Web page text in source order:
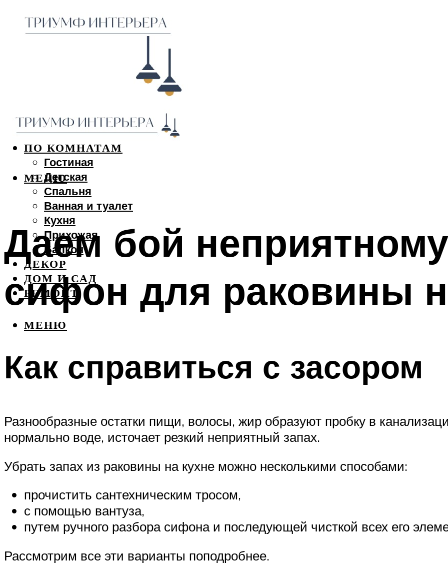
ДИЗАЙН ИНТЕРЬЕРА
ПО КОМНАТАМ
Гостиная
Детская
Спальня
Ванная и туалет
Кухня
Прихожая
Балкон
ДЕКОР
ДОМ И САД
РЕМОНТ
МЕНЮ
МЕНЮ
Даем бой
сифон для раковины
Как справиться с засором
Разнообразные остатки пищи, волосы, жир образуют пробку в
нормально воде, источает резкий неприятный запах.
Убрать запах из раковины на кухне можно несколькими способами:
прочистить сантехническим тросом,
с помощью вантуза,
путем ручного разбора сифона и последующей чисткой всех его
Рассмотрим все эти варианты поподробнее.